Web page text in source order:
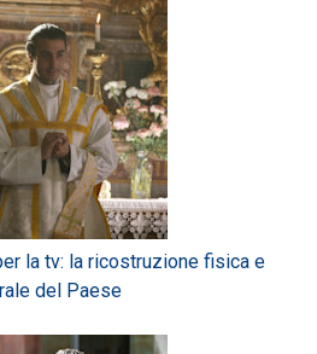
la tv: la ricostruzione fisica e
del Paese